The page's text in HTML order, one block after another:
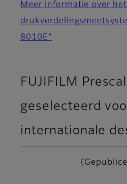
Meer informatie over het
8010E“
FUJIFILM
geselecteerd
internationale